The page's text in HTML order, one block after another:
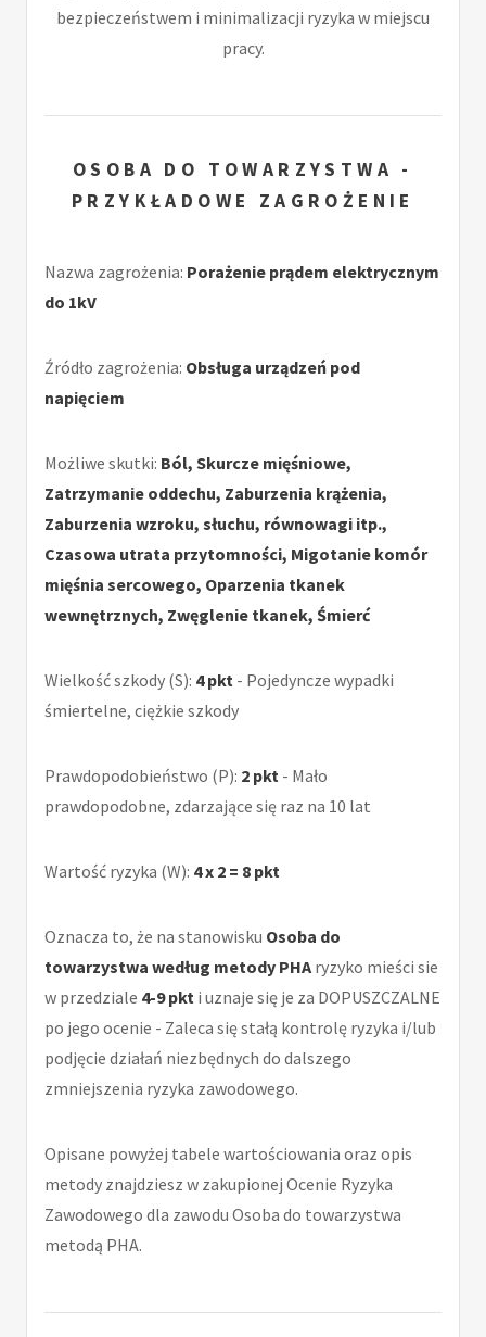
bezpieczeństwem i minimalizacji ryzyka w miejscu
pracy.
OSOBA DO TOWARZYSTWA -
PRZYKŁADOWE ZAGROŻENIE
Nazwa zagrożenia: Porażenie prądem elektrycznym
do 1kV
Źródło zagrożenia: Obsługa urządzeń pod
napięciem
Możliwe skutki: Ból, Skurcze mięśniowe,
Zatrzymanie oddechu, Zaburzenia krążenia,
Zaburzenia wzroku, słuchu, równowagi itp.,
Czasowa utrata przytomności, Migotanie komór
mięśnia sercowego, Oparzenia tkanek
wewnętrznych, Zwęglenie tkanek, Śmierć
Wielkość szkody (S): 4 pkt - Pojedyncze wypadki
śmiertelne, ciężkie szkody
Prawdopodobieństwo (P): 2 pkt - Mało
prawdopodobne, zdarzające się raz na 10 lat
Wartość ryzyka (W): 4 x 2 = 8 pkt
Oznacza to, że na stanowisku Osoba do
towarzystwa według metody PHA ryzyko mieści sie
w przedziale 4-9 pkt i uznaje się je za DOPUSZCZALNE
po jego ocenie - Zaleca się stałą kontrolę ryzyka i/lub
podjęcie działań niezbędnych do dalszego
zmniejszenia ryzyka zawodowego.
Opisane powyżej tabele wartościowania oraz opis
metody znajdziesz w zakupionej Ocenie Ryzyka
Zawodowego dla zawodu Osoba do towarzystwa
metodą PHA.